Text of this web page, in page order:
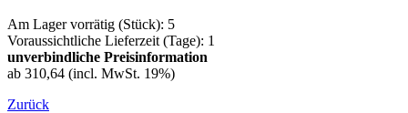
Am Lager vorrätig (Stück): 5
Voraussichtliche Lieferzeit (Tage): 1
unverbindliche Preisinformation
ab 310,64 (incl. MwSt. 19%)
Zurück